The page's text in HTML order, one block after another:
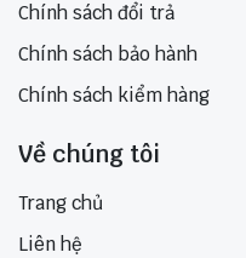
Chính sách đổi trả
Chính sách bảo hành
Chính sách kiểm hàng
Về chúng tôi
Trang chủ
Liên hệ